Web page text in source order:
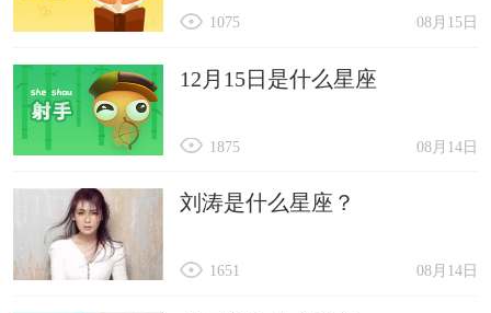
08月15日
1075
12月15日是什么星座
08月14日
1875
刘涛是什么星座？
08月14日
1651